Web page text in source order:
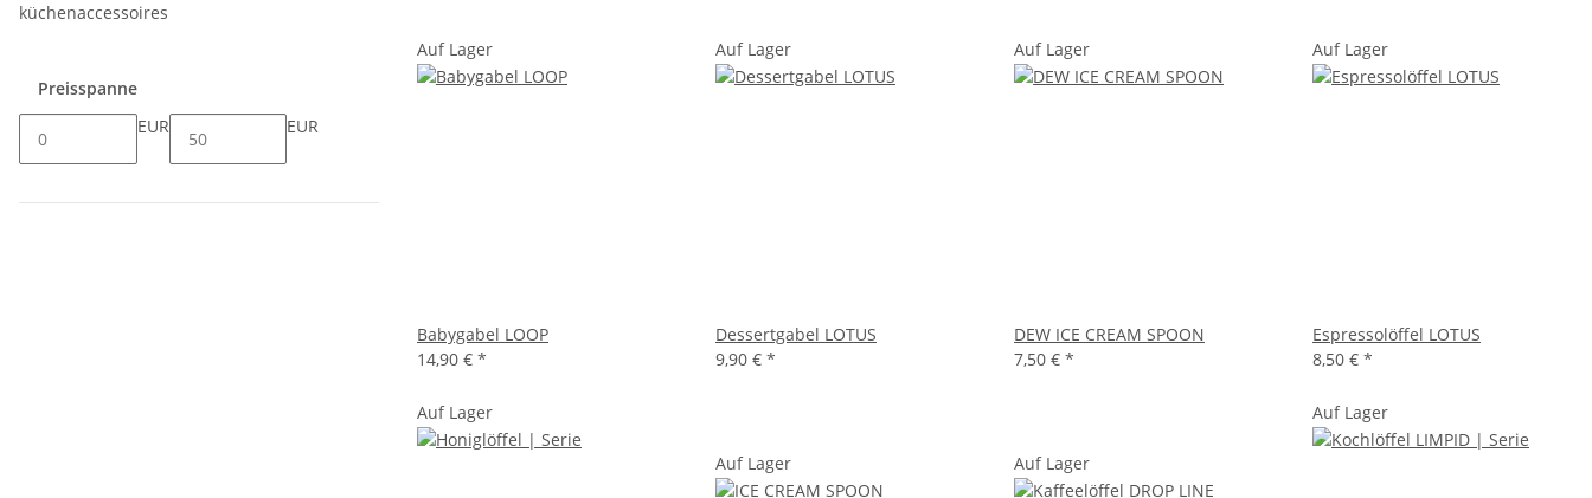
Auf Lager
Babygabel LOOP
14,90 € *
Auf Lager
Dessertgabel LOTUS
9,90 € *
Auf Lager
DEW ICE CREAM SPOON
7,50 € *
Auf Lager
Espressolöffel LOTUS
8,50 € *
Auf Lager
Auf Lager Auf Lager
Auf Lager
küchenaccessoires
Preisspanne
EUR
EUR